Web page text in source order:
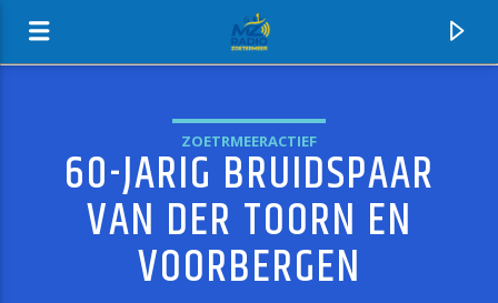
MZ-RADIO
ZOETRMEERACTIEF
60-JARIG BRUIDSPAAR
VAN DER TOORN EN
VOORBERGEN